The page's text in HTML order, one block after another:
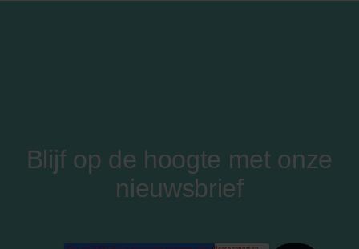
Blijf op de hoogte met onze
nieuwsbrief